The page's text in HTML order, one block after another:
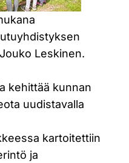
Leskinen.
kehittää kunnan
uudistavalla
kartoitettiin
ja